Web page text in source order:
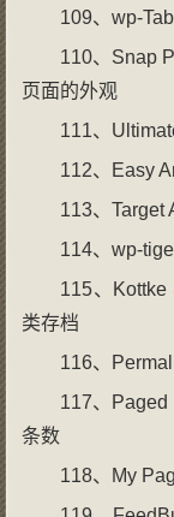
109、wp-
110、Snap
页面的外观
111、
112、Easy
113、Target
114、wp-
115、
类存档
116、
117、
条数
118、My